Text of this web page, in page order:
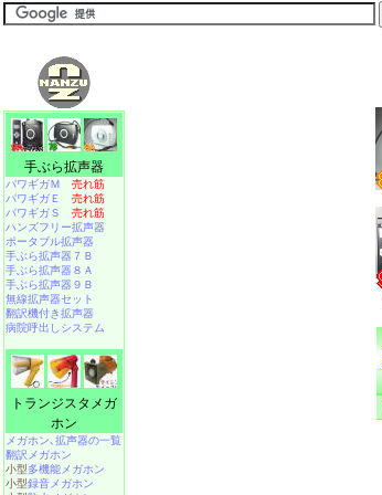
手ぶら拡声器
パワギガＭ 売れ筋
パワギガＥ 売れ筋
パワギガＳ 売れ筋
ハンズフリー拡声器
ポータブル拡声器
手ぶら拡声器７Ｂ
手ぶら拡声器８Ａ
手ぶら拡声器９Ｂ
無線拡声器セット
翻訳機付き拡声器
病院呼出しシステム
トランジスタメガ
ホン
メガホン､拡声器の一覧
翻訳メガホン
小型多機能メガホン
小型録音メガホン